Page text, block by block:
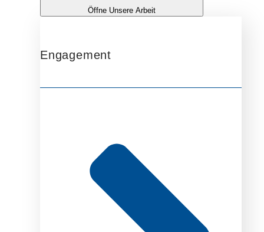
Öffne Unsere Arbeit
Engagement